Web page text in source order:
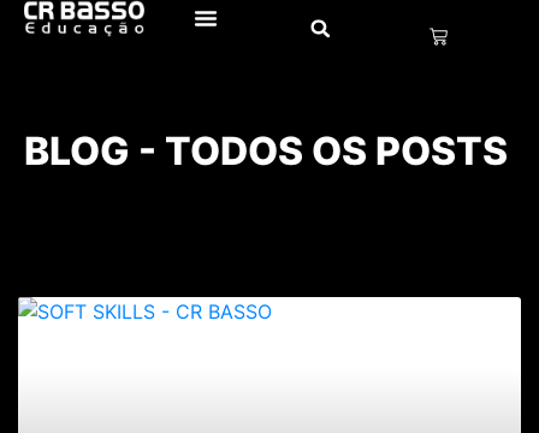
BLOG - TODOS OS POSTS